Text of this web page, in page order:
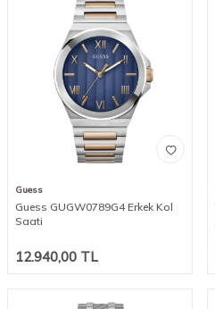
Guess
Guess GUGW0789G4 Erkek Kol
Saati
12.940,00 TL